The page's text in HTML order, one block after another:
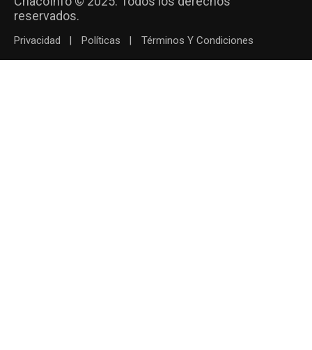
reservados.
Privacidad Políticas Términos Y Condiciones